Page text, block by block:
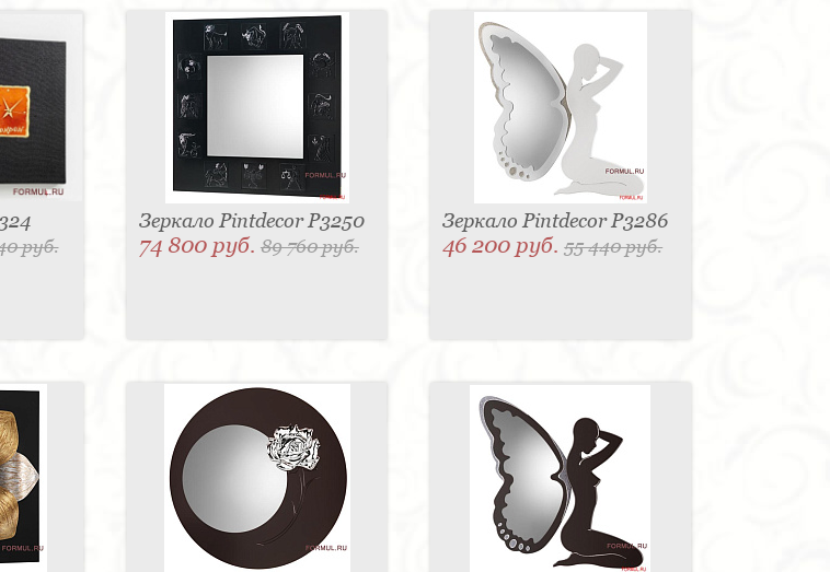
руб.
Зеркало Pintdecor P3250
74 800 руб. 89 760 руб.
Зеркало Pintdecor P3286
46 200 руб.55 440 руб.